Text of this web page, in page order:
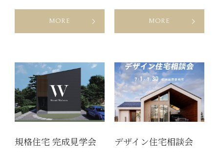
MORE MORE
規格住宅 完成見学会 デザイン住宅相談会